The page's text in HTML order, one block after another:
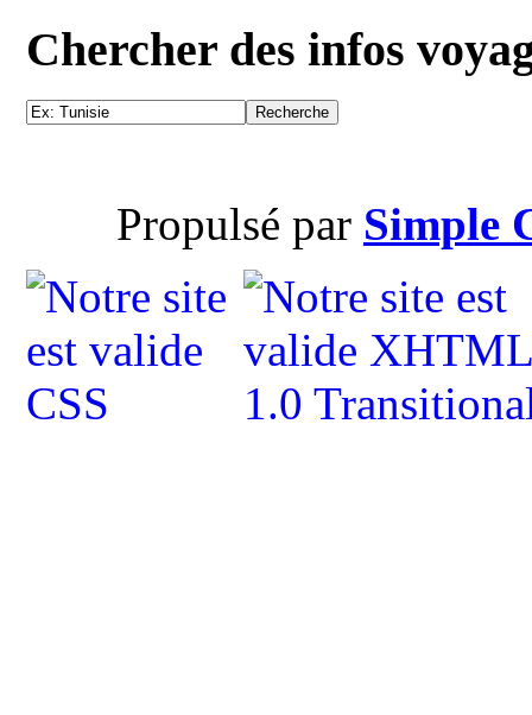
Chercher des infos
Propulsé par Simple